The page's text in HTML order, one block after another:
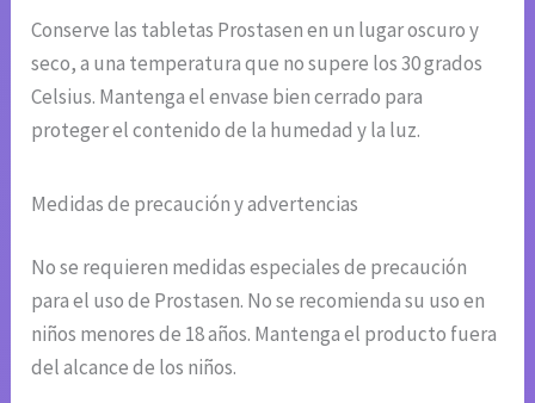
Conserve las tabletas Prostasen en un lugar oscuro y
seco, a una temperatura que no supere los 30 grados
Celsius. Mantenga el envase bien cerrado para
proteger el contenido de la humedad y la luz.
Medidas de precaución y advertencias
No se requieren medidas especiales de precaución
para el uso de Prostasen. No se recomienda su uso en
niños menores de 18 años. Mantenga el producto fuera
del alcance de los niños.